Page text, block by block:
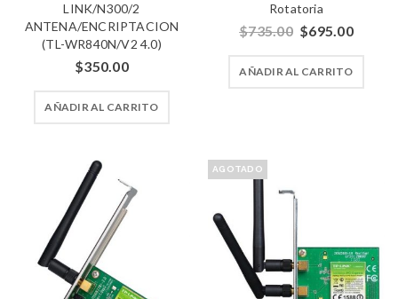
LINK/N300/2
ANTENA/ENCRIPTACION
(TL-WR840N/V2 4.0)
$350.00
AÑADIR AL CARRITO
Rotatoria
$735.00 $695.00
AÑADIR AL CARRITO
AGOTADO